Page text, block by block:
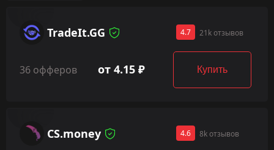
TradeIt.GG 4.7 21k отзывов
36 офферов от 4.15 ₽ Купить
CS.money 4.6 8k отзывов